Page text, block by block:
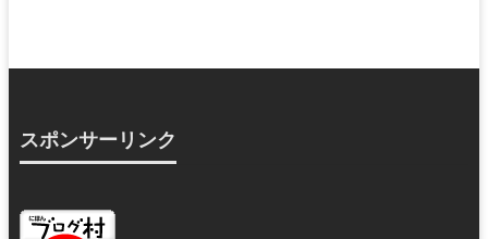
スポンサーリンク